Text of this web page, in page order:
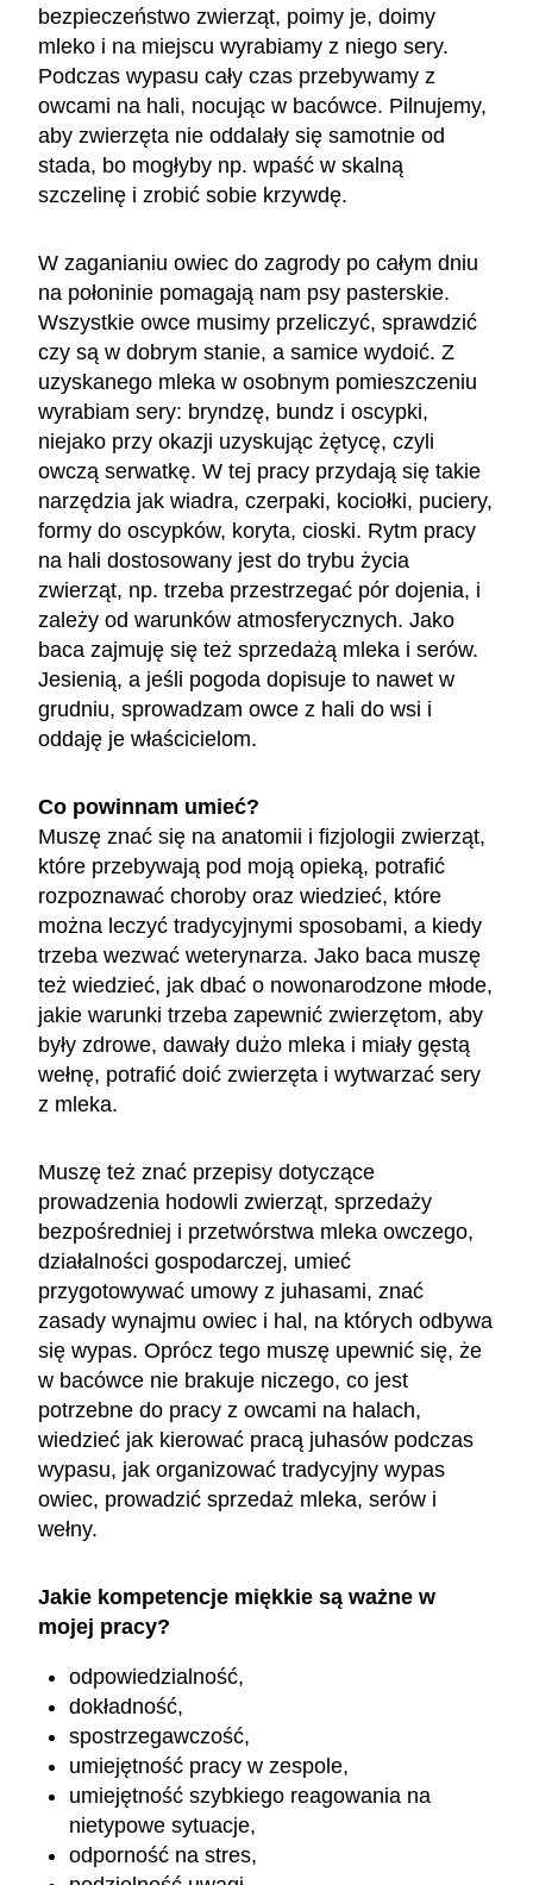
bezpieczeństwo zwierząt, poimy je, doimy
mleko i na miejscu wyrabiamy z niego sery.
Podczas wypasu cały czas przebywamy z
owcami na hali, nocując w bacówce. Pilnujemy,
aby zwierzęta nie oddalały się samotnie od
stada, bo mogłyby np. wpaść w skalną
szczelinę i zrobić sobie krzywdę.
W zaganianiu owiec do zagrody po całym dniu
na połoninie pomagają nam psy pasterskie.
Wszystkie owce musimy przeliczyć, sprawdzić
czy są w dobrym stanie, a samice wydoić. Z
uzyskanego mleka w osobnym pomieszczeniu
wyrabiam sery: bryndzę, bundz i oscypki,
niejako przy okazji uzyskując żętycę, czyli
owczą serwatkę. W tej pracy przydają się takie
narzędzia jak wiadra, czerpaki, kociołki, puciery,
formy do oscypków, koryta, cioski. Rytm pracy
na hali dostosowany jest do trybu życia
zwierząt, np. trzeba przestrzegać pór dojenia, i
zależy od warunków atmosferycznych. Jako
baca zajmuję się też sprzedażą mleka i serów.
Jesienią, a jeśli pogoda dopisuje to nawet w
grudniu, sprowadzam owce z hali do wsi i
oddaję je właścicielom.
Co powinnam umieć?
Muszę znać się na anatomii i fizjologii zwierząt,
które przebywają pod moją opieką, potrafić
rozpoznawać choroby oraz wiedzieć, które
można leczyć tradycyjnymi sposobami, a kiedy
trzeba wezwać weterynarza. Jako baca muszę
też wiedzieć, jak dbać o nowonarodzone młode,
jakie warunki trzeba zapewnić zwierzętom, aby
były zdrowe, dawały dużo mleka i miały gęstą
wełnę, potrafić doić zwierzęta i wytwarzać sery
z mleka.
Muszę też znać przepisy dotyczące
prowadzenia hodowli zwierząt, sprzedaży
bezpośredniej i przetwórstwa mleka owczego,
działalności gospodarczej, umieć
przygotowywać umowy z juhasami, znać
zasady wynajmu owiec i hal, na których odbywa
się wypas. Oprócz tego muszę upewnić się, że
w bacówce nie brakuje niczego, co jest
potrzebne do pracy z owcami na halach,
wiedzieć jak kierować pracą juhasów podczas
wypasu, jak organizować tradycyjny wypas
owiec, prowadzić sprzedaż mleka, serów i
wełny.
Jakie kompetencje miękkie są ważne w
mojej pracy?
odpowiedzialność,
dokładność,
spostrzegawczość,
umiejętność pracy w zespole,
umiejętność szybkiego reagowania na
nietypowe sytuacje,
odporność na stres,